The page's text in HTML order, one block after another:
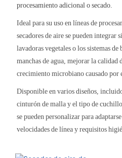
procesamiento adicional o secado.
Ideal para su uso en líneas de
secadores de aire se pueden integrar
lavadoras vegetales o los sistemas
manchas de agua, mejorar la calidad
crecimiento microbiano causado por
Disponible en varios diseños,
cinturón de malla y el tipo de
se pueden personalizar para
velocidades de línea y requisitos